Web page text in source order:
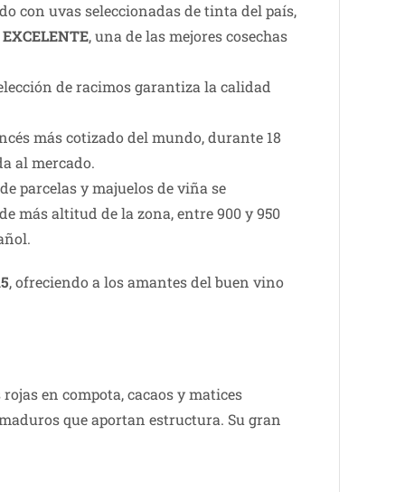
con uvas seleccionadas de tinta del país,
EXCELENTE, una de las mejores cosechas
de racimos garantiza la calidad
más cotizado del mundo, durante 18
al mercado.
parcelas y majuelos de viña se
más altitud de la zona, entre 900 y 950
, ofreciendo a los amantes del buen vino
en compota, cacaos y matices
que aportan estructura. Su gran